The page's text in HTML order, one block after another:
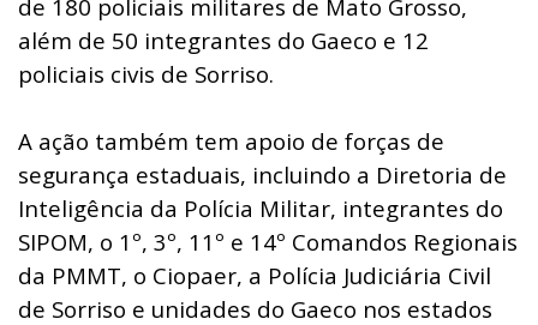
de 180 policiais militares de Mato Grosso,
além de 50 integrantes do Gaeco e 12
policiais civis de Sorriso.
A ação também tem apoio de forças de
segurança estaduais, incluindo a Diretoria de
Inteligência da Polícia Militar, integrantes do
SIPOM, o 1º, 3º, 11º e 14º Comandos Regionais
da PMMT, o Ciopaer, a Polícia Judiciária Civil
de Sorriso e unidades do Gaeco nos estados